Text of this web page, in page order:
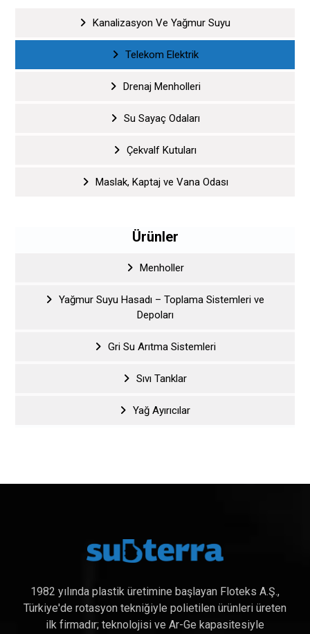
Kanalizasyon Ve Yağmur Suyu
Telekom Elektrik
Drenaj Menholleri
Su Sayaç Odaları
Çekvalf Kutuları
Maslak, Kaptaj ve Vana Odası
Ürünler
Menholler
Yağmur Suyu Hasadı – Toplama Sistemleri ve
Depoları
Gri Su Arıtma Sistemleri
Sıvı Tanklar
Yağ Ayırıcılar
1982 yılında plastik üretimine başlayan Floteks A.Ş.,
Türkiye'de rotasyon tekniğiyle polietilen ürünleri üreten
ilk firmadır; teknolojisi ve Ar-Ge kapasitesiyle